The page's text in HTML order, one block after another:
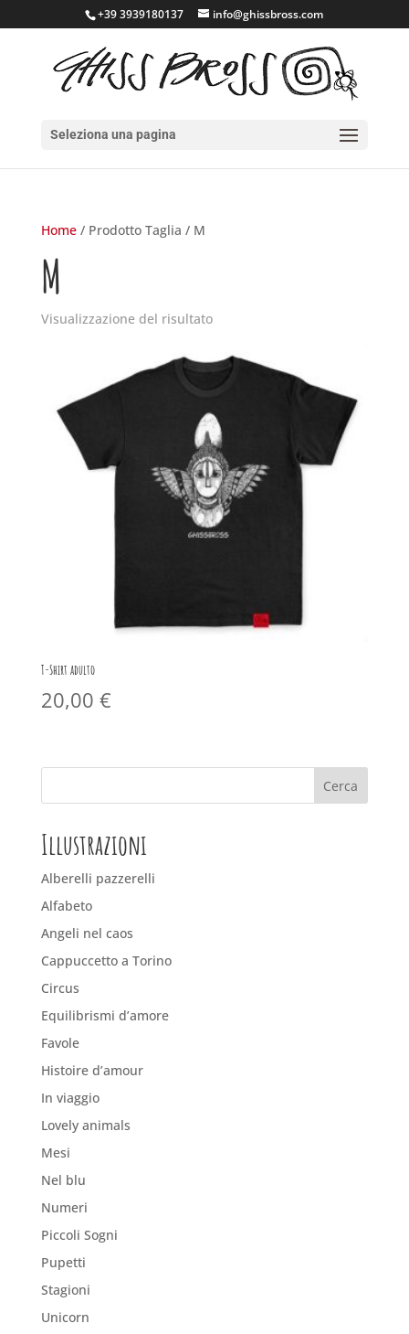
+39 3939180137 info@ghissbross.com
Seleziona una pagina
Home/ Prodotto Taglia / M
M
Visualizzazione del risultato
T-Shirt adulto
20,00 €
Illustrazioni
Alberelli pazzerelli
Alfabeto
Angeli nel caos
Cappuccetto a Torino
Circus
Equilibrismi d’amore
Favole
Histoire d’amour
In viaggio
Lovely animals
Mesi
Nel blu
Numeri
Piccoli Sogni
Pupetti
Stagioni
Unicorn